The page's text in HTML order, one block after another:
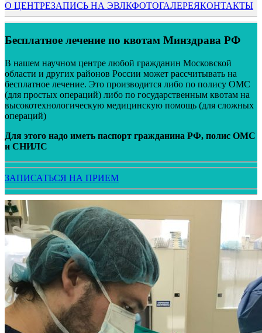
О ЦЕНТРЕЗАПИСЬ НА ЭВЛКФОТОГАЛЕРЕЯКОНТАКТЫ
Бесплатное лечение по квотам Минздрава РФ
В нашем научном центре любой гражданин Московской
области и других районов России может рассчитывать на
бесплатное лечение. Это производится либо по полису ОМС
(для простых операций) либо по государственным квотам на
высокотехнологическую медицинскую помощь (для сложных
операций)
Для этого надо иметь паспорт гражданина РФ, полис ОМС
и СНИЛС
ЗАПИСАТЬСЯ НА ПРИЕМ